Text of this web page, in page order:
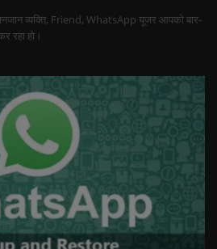
व्यक्ति, Friend, WhatsApp यूजर आपको बार-
रहा हो।